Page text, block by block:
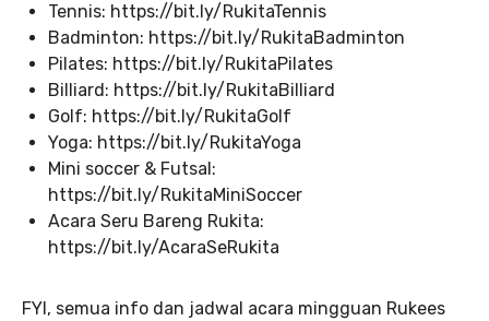
Tennis: https://bit.ly/RukitaTennis
Badminton: https://bit.ly/RukitaBadminton
Pilates: https://bit.ly/RukitaPilates
Billiard: https://bit.ly/RukitaBilliard
Golf: https://bit.ly/RukitaGolf
Yoga: https://bit.ly/RukitaYoga
Mini soccer & Futsal:
https://bit.ly/RukitaMiniSoccer
Acara Seru Bareng Rukita:
https://bit.ly/AcaraSeRukita
FYI, semua info dan jadwal acara mingguan Rukees